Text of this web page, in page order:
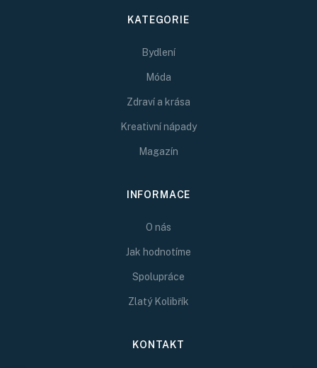
KATEGORIE
Bydlení
Móda
Zdraví a krása
Kreativní nápady
Magazín
INFORMACE
O nás
Jak hodnotíme
Spolupráce
Zlatý Kolibřík
KONTAKT